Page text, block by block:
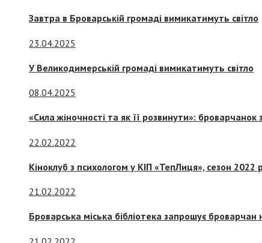
Завтра в Броварській громаді вимикатимуть світло
23.04.2025
У Великодимерській громаді вимикатимуть світло
08.04.2025
«Сила жіночності та як її розвинути»:
22.02.2022
Кіноклуб з психологом у КІП «ТепЛиця», сезон 2022
21.02.2022
Броварська міська бібліотека запрошує